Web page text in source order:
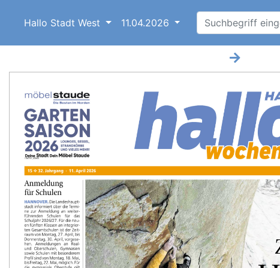
Hallo Stadt West 11.04.2026